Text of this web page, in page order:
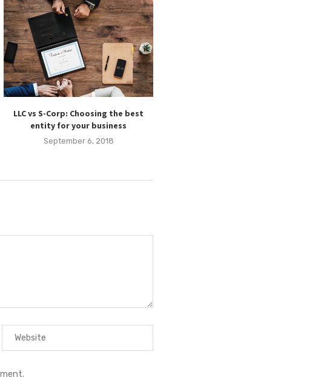
LLC vs S-Corp: Choosing the best
entity for your business
September 6, 2018